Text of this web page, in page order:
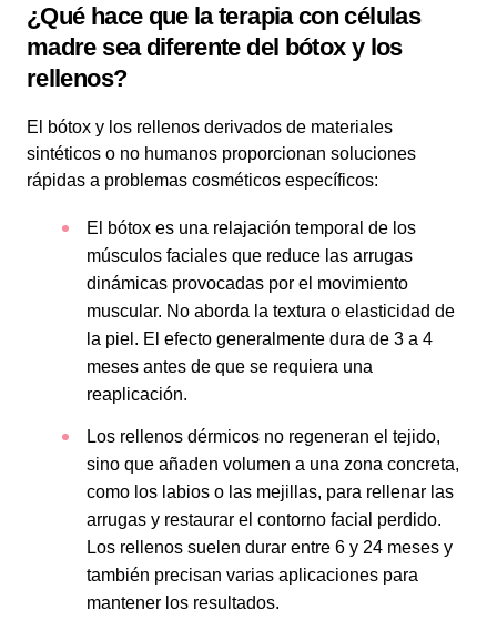
¿Qué hace que la terapia con células
madre sea diferente del bótox y los
rellenos?
El bótox y los rellenos derivados de materiales
sintéticos o no humanos proporcionan soluciones
rápidas a problemas cosméticos específicos:
El bótox es una relajación temporal de los
músculos faciales que reduce las arrugas
dinámicas provocadas por el movimiento
muscular. No aborda la textura o elasticidad de
la piel. El efecto generalmente dura de 3 a 4
meses antes de que se requiera una
reaplicación.
Los rellenos dérmicos no regeneran el tejido,
sino que añaden volumen a una zona concreta,
como los labios o las mejillas, para rellenar las
arrugas y restaurar el contorno facial perdido.
Los rellenos suelen durar entre 6 y 24 meses y
también precisan varias aplicaciones para
mantener los resultados.